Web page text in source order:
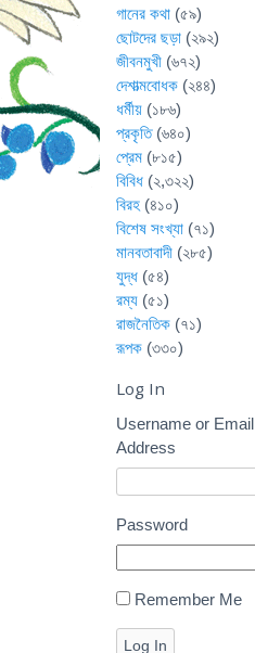
গানের কথা (৫৯)
ছোটদের ছড়া (২৯২)
জীবনমুখী (৬৭২)
দেশাত্মবোধক (২৪৪)
ধর্মীয় (১৮৬)
প্রকৃতি(৬৪০)
প্রেম (৮১৫)
বিবিধ (২,৩২২)
বিরহ (৪১০)
বিশেষ সংখ্যা (৭১)
মানবতাবাদী (২৮৫)
যুদ্ধ (৫৪)
রম্য (৫১)
রাজনৈতিক (৭১)
রূপক (৩৩০)
Log In
Username or Email
Address
Password
Remember Me
Log In